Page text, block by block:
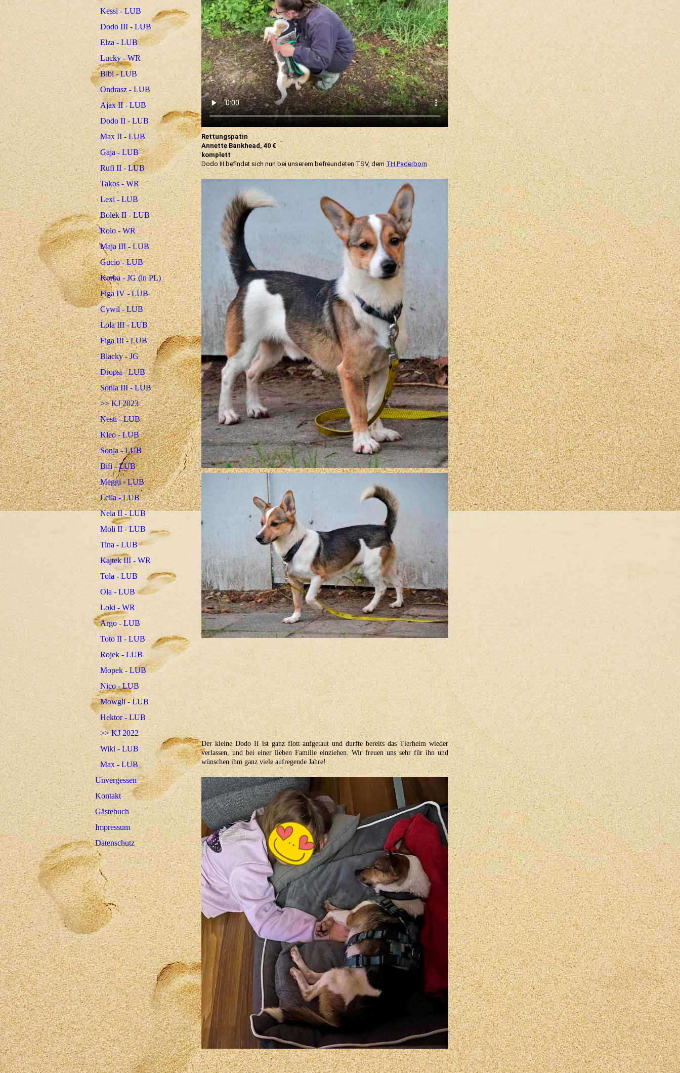
Rettungspatin
Annette Bankhead, 40 €
komplett
Dodo III befindet sich nun bei unserem befreundeten TSV, dem TH Paderborn
Der kleine Dodo II ist ganz flott aufgetaut und durfte bereits das Tierheim wieder
verlassen, und bei einer lieben Familie einziehen. Wir freuen uns sehr für ihn und
wünschen ihm ganz viele aufregende Jahre!
Kessi - LUB
Dodo III - LUB
Elza - LUB
Lucky - WR
Bibi - LUB
Ondrasz - LUB
Ajax II - LUB
Dodo II - LUB
Max II - LUB
Gaja - LUB
Rufi II - LUB
Takos - WR
Lexi - LUB
Bolek II - LUB
Rolo - WR
Maja III - LUB
Gucio - LUB
Korba - JG (in PL)
Figa IV - LUB
Cywil - LUB
Lola III - LUB
Figa III - LUB
Blacky - JG
Dropsi - LUB
Sonia III - LUB
>> KJ 2023
Nesti - LUB
Kleo - LUB
Sonja - LUB
Bifi - LUB
Meggi - LUB
Leila - LUB
Nela II - LUB
Moli II - LUB
Tina - LUB
Kajtek III - WR
Tola - LUB
Ola - LUB
Loki - WR
Argo - LUB
Toto II - LUB
Rojek - LUB
Mopek - LUB
Nico - LUB
Mowgli - LUB
Hektor - LUB
>> KJ 2022
Wiki - LUB
Max - LUB
Unvergessen
Kontakt
Gästebuch
Impressum
Datenschutz